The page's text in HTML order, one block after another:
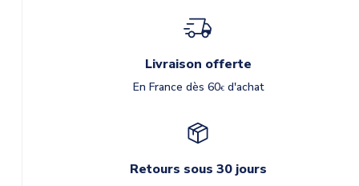
Livraison offerte
En France dès 60€d'achat
Retours sous 30 jours